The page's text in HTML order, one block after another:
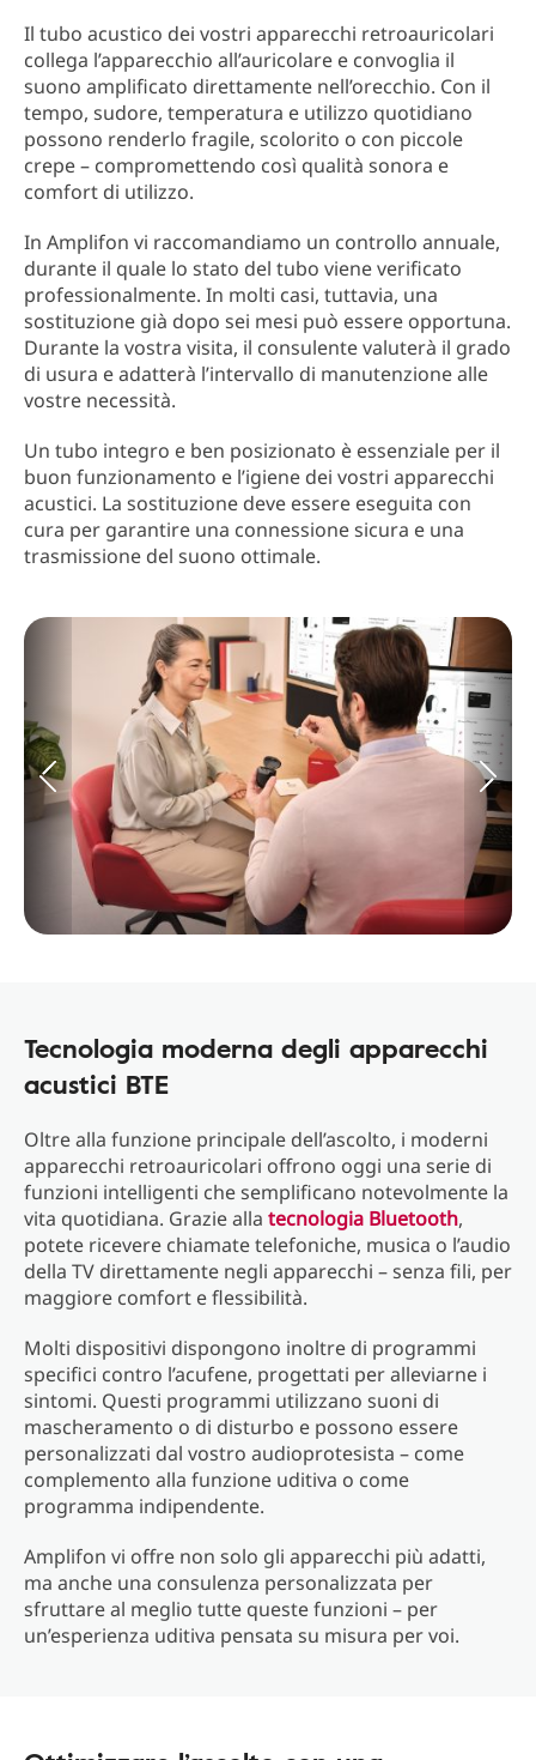
Il tubo acustico dei vostri apparecchi retroauricolari
collega l’apparecchio all’auricolare e convoglia il
suono amplificato direttamente nell’orecchio. Con il
tempo, sudore, temperatura e utilizzo quotidiano
possono renderlo fragile, scolorito o con piccole
crepe – compromettendo così qualità sonora e
comfort di utilizzo.
In Amplifon vi raccomandiamo un controllo annuale,
durante il quale lo stato del tubo viene verificato
professionalmente. In molti casi, tuttavia, una
sostituzione già dopo sei mesi può essere opportuna.
Durante la vostra visita, il consulente valuterà il grado
di usura e adatterà l’intervallo di manutenzione alle
vostre necessità.
Un tubo integro e ben posizionato è essenziale per il
buon funzionamento e l’igiene dei vostri apparecchi
acustici. La sostituzione deve essere eseguita con
cura per garantire una connessione sicura e una
trasmissione del suono ottimale.
Tecnologia moderna degli apparecchi
acustici BTE
Oltre alla funzione principale dell’ascolto, i moderni
apparecchi retroauricolari offrono oggi una serie di
funzioni intelligenti che semplificano notevolmente la
vita quotidiana. Grazie alla tecnologia Bluetooth,
potete ricevere chiamate telefoniche, musica o l’audio
della TV direttamente negli apparecchi – senza fili, per
maggiore comfort e flessibilità.
Molti dispositivi dispongono inoltre di programmi
specifici contro l’acufene, progettati per alleviarne i
sintomi. Questi programmi utilizzano suoni di
mascheramento o di disturbo e possono essere
personalizzati dal vostro audioprotesista – come
complemento alla funzione uditiva o come
programma indipendente.
Amplifon vi offre non solo gli apparecchi più adatti,
ma anche una consulenza personalizzata per
sfruttare al meglio tutte queste funzioni – per
un’esperienza uditiva pensata su misura per voi.